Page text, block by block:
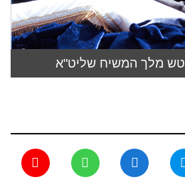
מלך המשיח שליט"א